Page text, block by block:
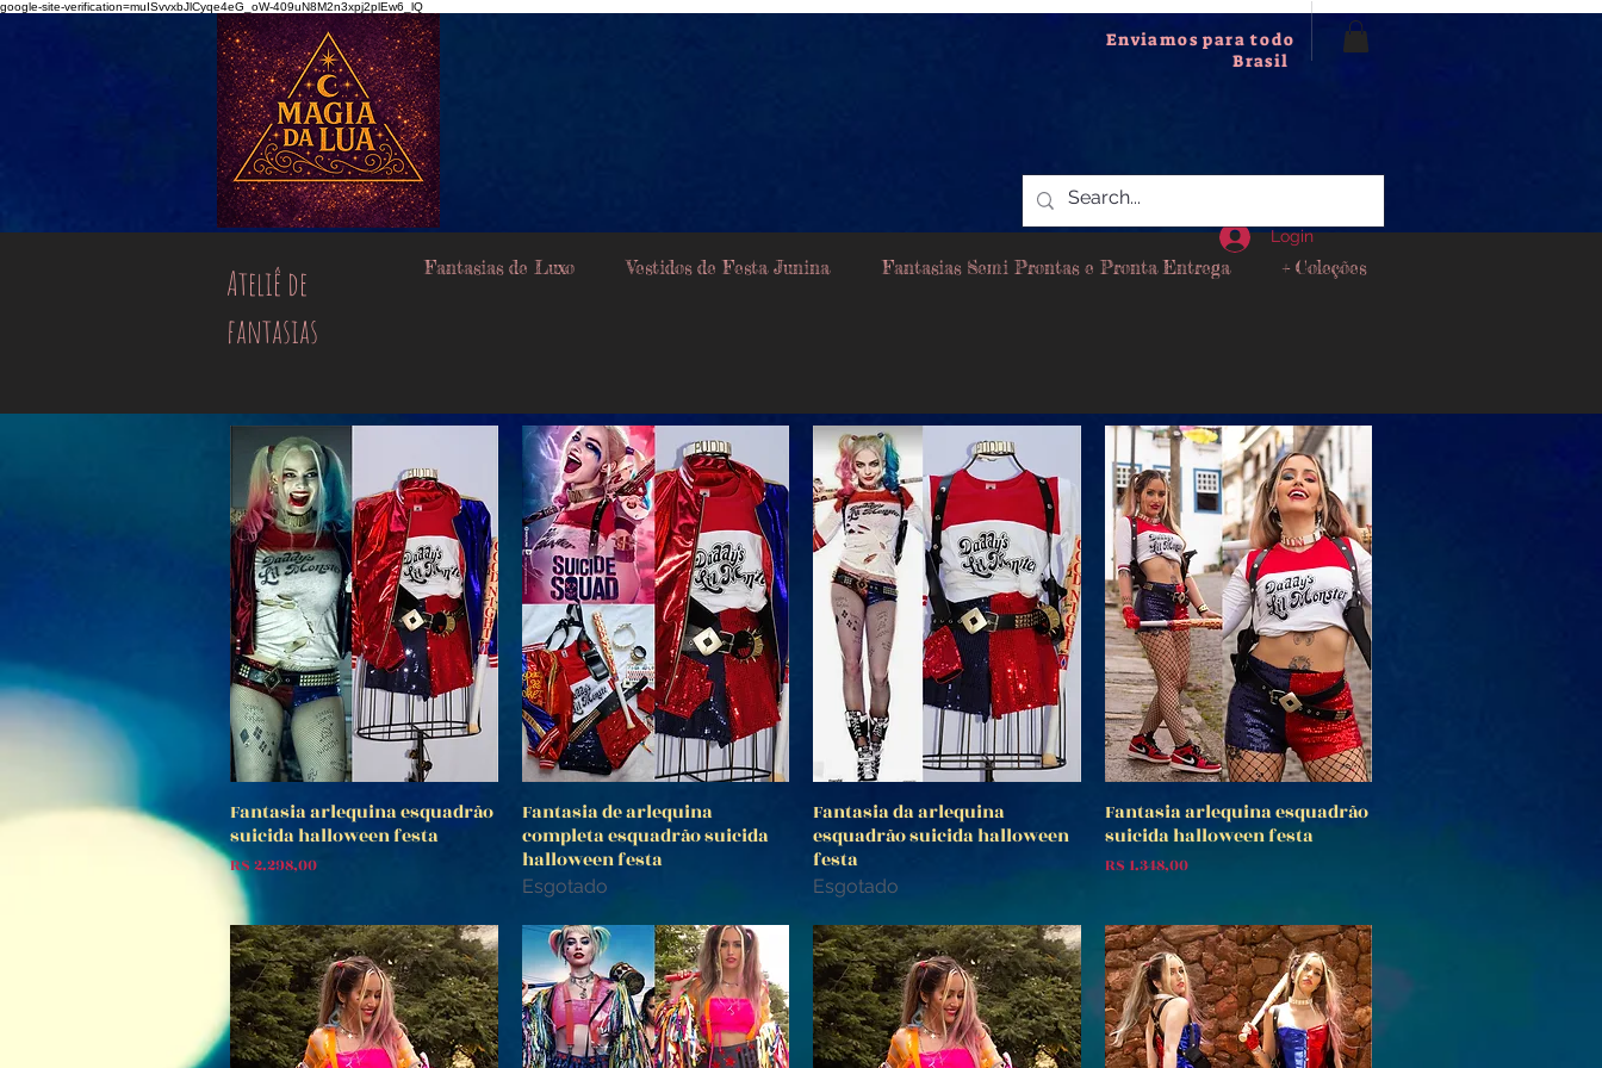
google-site-verification=muISvvxbJlCyqe4eG_oW-409uN8M2n3xpj2plEw6_lQ
Enviamos para todo
Brasil
Ateliê de
fantasias
Fantasias de Luxo Vestidos de Festa Junina Fantasias Semi Prontas e Pronta Entrega + Coleções
Login
Visualização rápida
Fantasia arlequina esquadrão
suicida halloween festa
Preço
R$ 2.298,00
Visualização rápida
Fantasia de arlequina
completa esquadrão suicida
halloween festa
Esgotado
Visualização rápida
Fantasia da arlequina
esquadrão suicida halloween
festa
Esgotado
Visualização rápida
Fantasia arlequina esquadrão
suicida halloween festa
Preço
R$ 1.348,00